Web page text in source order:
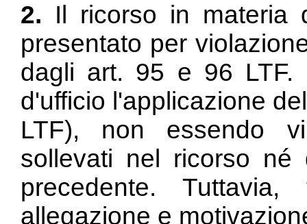
2. Il ricorso in materia
presentato per
dagli art. 95 e 96 LTF.
d'ufficio l'applicazione
LTF), non essendo
sollevati nel ricorso né
precedente.
allegazione e